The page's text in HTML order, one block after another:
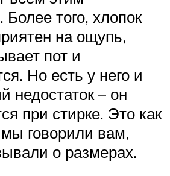
того, хлопок
на ощупь,
пот и
Но есть у него и
недостаток – он
при стирке. Это как
говорили вам,
о размерах.